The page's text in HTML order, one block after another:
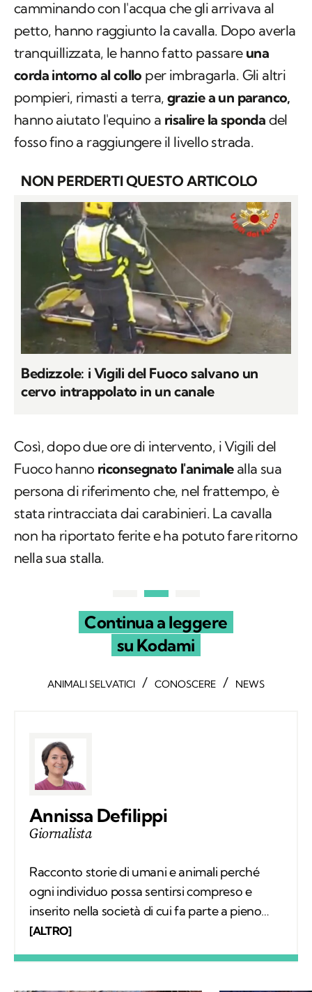
camminando con l'acqua che gli arrivava al
petto, hanno raggiunto la cavalla. Dopo averla
tranquillizzata, le hanno fatto passare una
corda intorno al collo per imbragarla. Gli altri
pompieri, rimasti a terra, grazie a un paranco,
hanno aiutato l'equino a risalire la sponda del
fosso fino a raggiungere il livello strada.
NON PERDERTI QUESTO ARTICOLO
Bedizzole: i Vigili del Fuoco salvano un
cervo intrappolato in un canale
Così, dopo due ore di intervento, i Vigili del
Fuoco hanno riconsegnato l'animalealla sua
persona di riferimento che, nel frattempo, è
stata rintracciata dai carabinieri. La cavalla
non ha riportato ferite e ha potuto fare ritorno
nella sua stalla.
Continua a leggere
su Kodami
ANIMALI SELVATICI / CONOSCERE / NEWS
Annissa Defilippi
Giornalista
Racconto storie di umani e animali perché
ogni individuo possa sentirsi compreso e
inserito nella società di cui fa parte a pieno
diritto. Scrivo articoli e realizzo video
[ALTRO]